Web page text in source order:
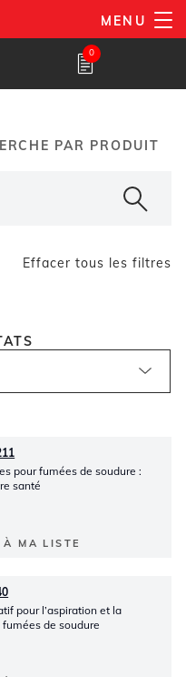
MENU
0
PAR PRODUIT
Effacer tous les filtres
pour fumées de soudure :
santé
À MA LISTE
pour l’aspiration et la
de soudure